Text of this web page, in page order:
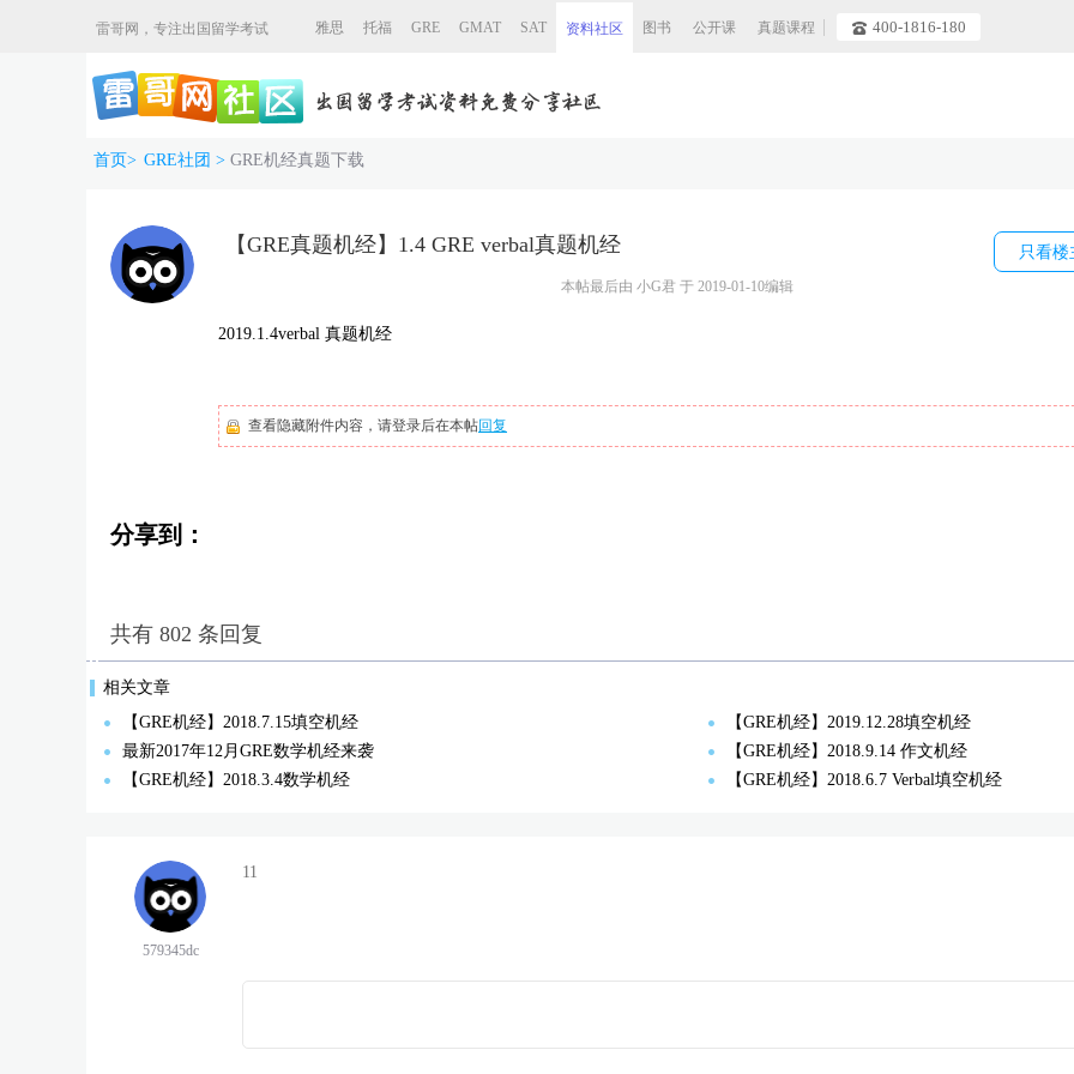
雷哥网，专注出国留学考试 雅思 托福 GRE GMAT SAT 资料社区 图书 公开课 真题课程 400-1816-180
首页> GRE社团 > GRE机经真题下载
【GRE真题机经】1.4 GRE verbal真题机经 只看楼
本帖最后由 小G君 于 2019-01-10编辑
2019.1.4verbal 真题机经
查看隐藏附件内容，请登录后在本帖回复
分享到：
共有 802 条回复
相关文章
【GRE机经】2018.7.15填空机经
【GRE机经】2019.12.28填空机经
最新2017年12月GRE数学机经来袭
【GRE机经】2018.9.14 作文机经
【GRE机经】2018.3.4数学机经
【GRE机经】2018.6.7 Verbal填空机经
579345dc
11